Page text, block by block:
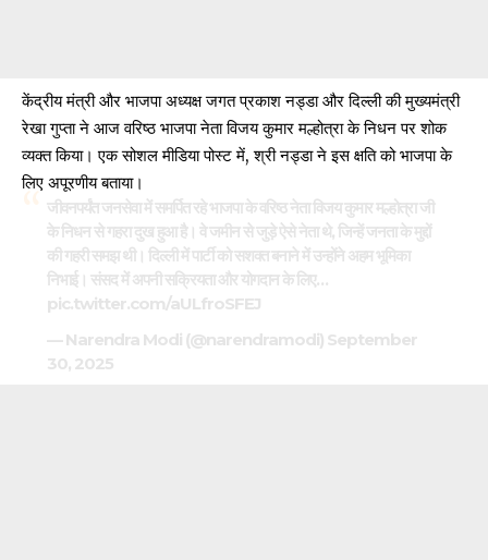
केंद्रीय मंत्री और भाजपा अध्यक्ष जगत प्रकाश नड्डा और दिल्ली की मुख्यमंत्री
रेखा गुप्ता ने आज वरिष्ठ भाजपा नेता विजय कुमार मल्होत्रा ​​के निधन पर शोक
व्यक्त किया। एक सोशल मीडिया पोस्ट में, श्री नड्डा ने इस क्षति को भाजपा के
लिए अपूरणीय बताया।
जीवनपर्यंत जनसेवा में समर्पित रहे भाजपा के वरिष्ठ नेता विजय कुमार मल्होत्रा जी
के निधन से गहरा दुख हुआ है। वे जमीन से जुड़े ऐसे नेता थे, जिन्हें जनता के मुद्दों
की गहरी समझ थी। दिल्ली में पार्टी को सशक्त बनाने में उन्होंने अहम भूमिका
निभाई। संसद में अपनी सक्रियता और योगदान के लिए…
pic.twitter.com/aULfroSFEJ
— Narendra Modi (@narendramodi) September
30, 2025